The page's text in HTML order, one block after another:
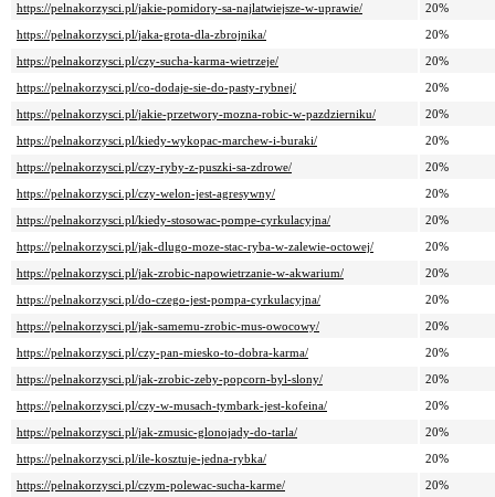
https://pelnakorzysci.pl/jakie-pomidory-sa-najlatwiejsze-w-uprawie/
20%
https://pelnakorzysci.pl/jaka-grota-dla-zbrojnika/
20%
https://pelnakorzysci.pl/czy-sucha-karma-wietrzeje/
20%
https://pelnakorzysci.pl/co-dodaje-sie-do-pasty-rybnej/
20%
https://pelnakorzysci.pl/jakie-przetwory-mozna-robic-w-pazdzierniku/
20%
https://pelnakorzysci.pl/kiedy-wykopac-marchew-i-buraki/
20%
https://pelnakorzysci.pl/czy-ryby-z-puszki-sa-zdrowe/
20%
https://pelnakorzysci.pl/czy-welon-jest-agresywny/
20%
https://pelnakorzysci.pl/kiedy-stosowac-pompe-cyrkulacyjna/
20%
https://pelnakorzysci.pl/jak-dlugo-moze-stac-ryba-w-zalewie-octowej/
20%
https://pelnakorzysci.pl/jak-zrobic-napowietrzanie-w-akwarium/
20%
https://pelnakorzysci.pl/do-czego-jest-pompa-cyrkulacyjna/
20%
https://pelnakorzysci.pl/jak-samemu-zrobic-mus-owocowy/
20%
https://pelnakorzysci.pl/czy-pan-miesko-to-dobra-karma/
20%
https://pelnakorzysci.pl/jak-zrobic-zeby-popcorn-byl-slony/
20%
https://pelnakorzysci.pl/czy-w-musach-tymbark-jest-kofeina/
20%
https://pelnakorzysci.pl/jak-zmusic-glonojady-do-tarla/
20%
https://pelnakorzysci.pl/ile-kosztuje-jedna-rybka/
20%
https://pelnakorzysci.pl/czym-polewac-sucha-karme/
20%